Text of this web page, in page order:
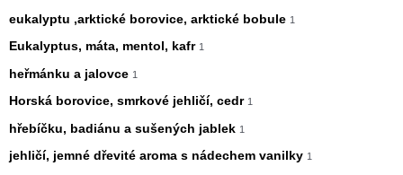
eukalyptu ,arktické borovice, arktické bobule 1
Eukalyptus, máta, mentol, kafr 1
heřmánku a jalovce 1
Horská borovice, smrkové jehličí, cedr 1
hřebíčku, badiánu a sušených jablek 1
jehličí, jemné dřevité aroma s nádechem vanilky 1